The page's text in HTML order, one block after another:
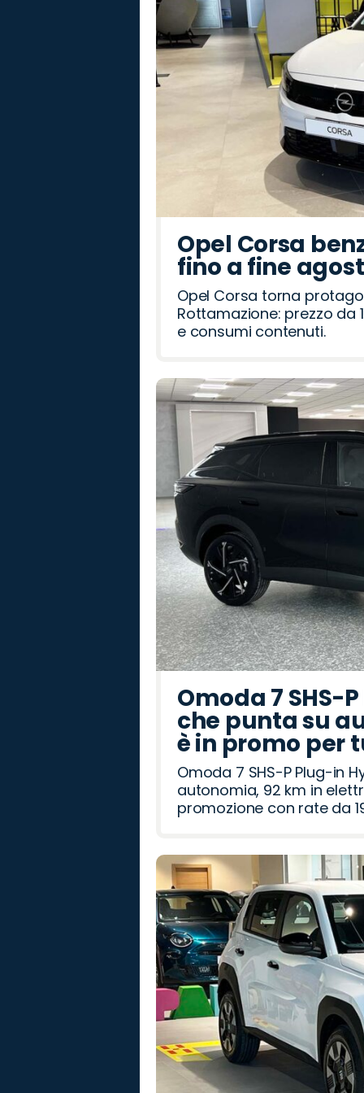
Opel Corsa
fino a fine
Opel Corsa torna
Rottamazione: prezzo da
e consumi contenuti.
Omoda 7 SHS-
che punta su
è in promo per
Omoda 7 SHS-P Plug-in
autonomia, 92 km in
promozione con rate da